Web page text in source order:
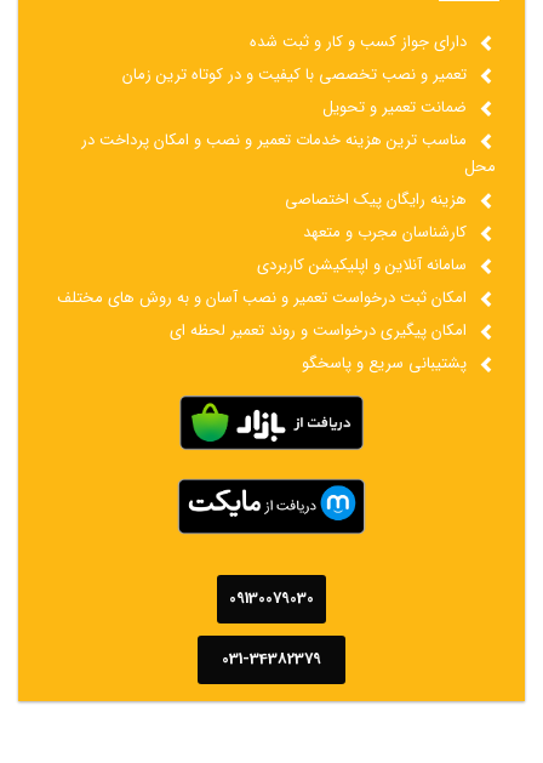
دارای جواز کسب و کار و ثبت شده
تعمیر و نصب تخصصی با کیفیت و در کوتاه ترین زمان
ضمانت تعمیر و تحویل
مناسب ترین هزینه خدمات تعمیر و نصب و امکان پرداخت در
محل
هزینه رایگان پیک اختصاصی
کارشناسان مجرب و متعهد
سامانه آنلاین و اپلیکیشن کاربردی
امکان ثبت درخواست تعمیر و نصب آسان و به روش های مختلف
امکان پیگیری درخواست و روند تعمیر لحظه ای
پشتیبانی سریع و پاسخگو
09130079030
031-34382379